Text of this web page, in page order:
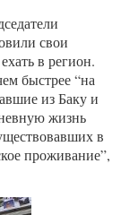
свои
в регион.
быстрее “на
из Баку и
жизнь
в
проживание”,